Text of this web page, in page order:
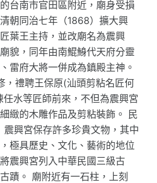
台南市官田區附近，廟身受損
朝同治七年（1868）擴大興
葉王主持，並改廟名為震興
貌，同年由南鯤鯓代天府分靈
雷府大將一併成為鎮殿主神。
，禮聘王保原(汕頭剪粘名匠何
水等匠師前來，不但為震興宮
緻的木雕作品及剪粘裝飾。 民
興宮保存許多珍貴文物，其中
極具歷史、文化、藝術的地位
震興宮列入中華民國三級古
蹟。 廟附近有一石柱，上刻